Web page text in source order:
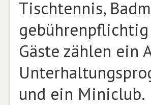
Tischtennis,
Gäste zählen ein
und ein Miniclub.